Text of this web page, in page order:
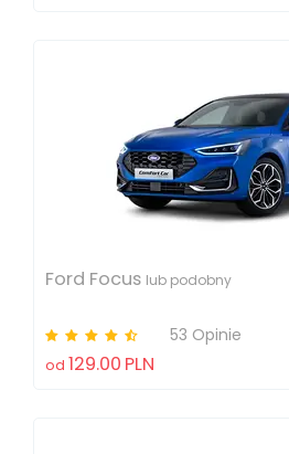
Ford Focus lub podobny
53 Opinie
od 129.00 PLN